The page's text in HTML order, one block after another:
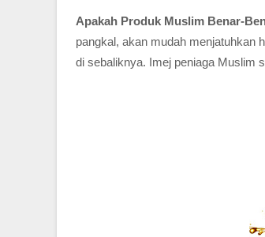
Apakah Produk Muslim Benar-
pangkal, akan mudah menjatuhkan
di sebaliknya. Imej peniaga Muslim